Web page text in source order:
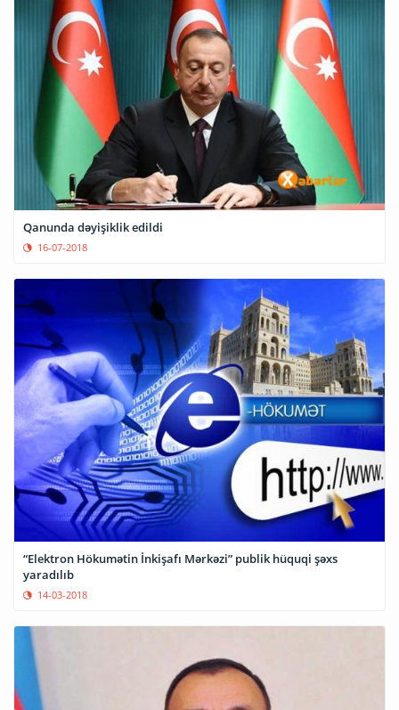
Qanunda dəyişiklik edildi
16-07-2018
“Elektron Hökumətin İnkişafı Mərkəzi” publik hüquqi şəxs
yaradılıb
14-03-2018